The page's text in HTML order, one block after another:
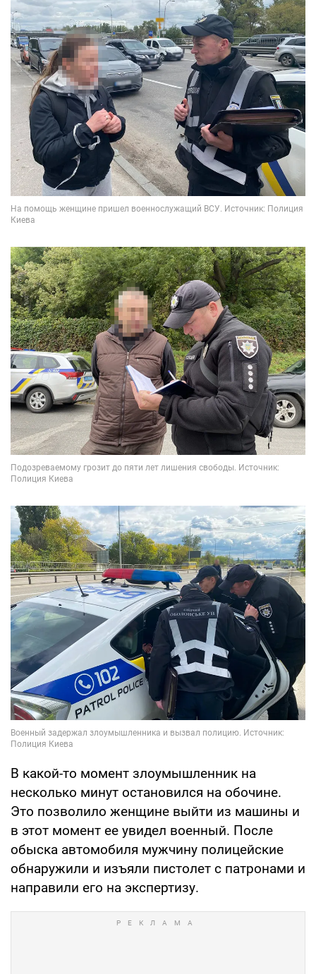
В какой-то момент злоумышленник на
несколько минут остановился на обочине.
Это позволило женщине выйти из машины и
в этот момент ее увидел военный. После
обыска автомобиля мужчину полицейские
обнаружили и изъяли пистолет с патронами и
направили его на экспертизу.